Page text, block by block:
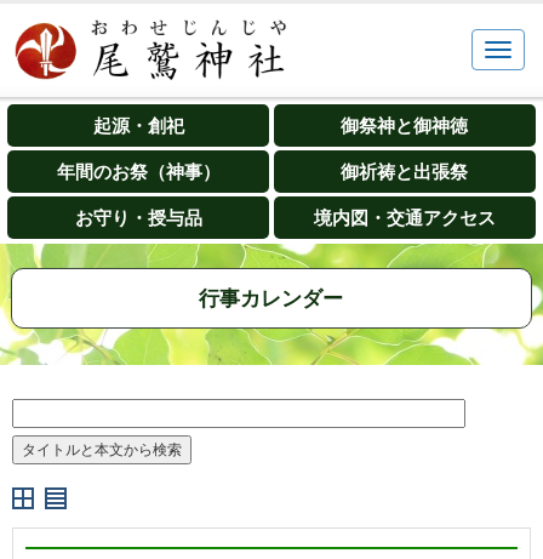
起源・創祀 御祭神と御神徳
年間のお祭（神事） 御祈祷と出張祭
お守り・授与品 境内図・交通アクセス
行事カレンダー